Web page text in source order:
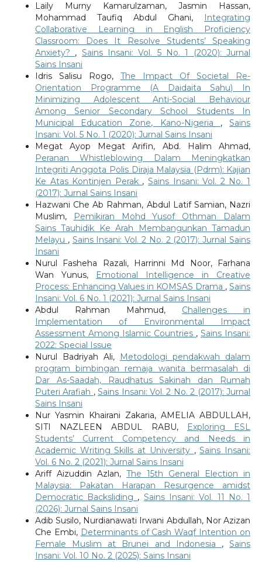
Laily Murny Kamarulzaman, Jasmin Hassan,
Mohammad Taufiq Abdul Ghani,
Integrating
Collaborative Learning in English Proficiency
Classroom: Does It Resolve Students’ Speaking
Anxiety? , Sains Insani: Vol. 5 No. 1 (2020): Jurnal
Sains Insani
Idris Salisu Rogo, The Impact Of Societal Re-
Orientation Programme (A Daidaita Sahu) In
Minimizing Adolescent Anti-Social Behaviour
Among Senior Secondary School Students In
Municipal Education Zone, Kano-Nigeria ,Sains
Insani: Vol. 5 No. 1 (2020): Jurnal Sains Insani
Megat Ayop Megat Arifin, Abd. Halim Ahmad,
Peranan Whistleblowing Dalam Meningkatkan
Integriti Anggota Polis Diraja Malaysia (Pdrm): Kajian
Ke Atas Kontinjen Perak ,Sains Insani: Vol. 2 No. 1
(2017): Jurnal Sains Insani
Hazwani Che Ab Rahman, Abdul Latif Samian, Nazri
Muslim,
Pemikiran Mohd Yusof Othman Dalam
Sains Tauhidik Ke Arah Membangunkan Tamadun
Melayu , Sains Insani: Vol. 2 No. 2 (2017): Jurnal Sains
Insani
Nurul Fasheha Razali, Harrinni Md Noor, Farhana
Wan Yunus,
Emotional Intelligence in Creative
Process: Enhancing Values in KOMSAS Drama ,Sains
Insani: Vol. 6 No. 1 (2021): Jurnal Sains Insani
Abdul Rahman Mahmud, Challenges in
Implementation of Environmental Impact
Assessment Among Islamic Countries ,Sains Insani:
2022: Special Issue
Nurul Badriyah Ali,
Metodologi pendakwah dalam
program bimbingan remaja wanita bermasalah di
Dar As-Saadah, Raudhatus Sakinah dan Rumah
Puteri Arafiah ,Sains Insani: Vol. 2 No. 2 (2017): Jurnal
Sains Insani
Nur Yasmin Khairani Zakaria, AMELIA ABDULLAH,
SITI NAZLEEN ABDUL RABU,
Exploring ESL
Students’ Current Competency and Needs in
Academic Writing Skills at University ,Sains Insani:
Vol. 6 No. 2 (2021): Jurnal Sains Insani
Ariff Aizuddin Azlan, The 15th General Election in
Malaysia: Pakatan Harapan Resurgence amidst
Democratic Backsliding , Sains Insani: Vol. 11 No. 1
(2026): Jurnal Sains Insani
Adib Susilo, Nurdianawati Irwani Abdullah, Nor Azizan
Che Embi, Determinants of Cash Waqf Intention on
Female Muslim at Brunei and Indonesia ,Sains
Insani: Vol. 10 No. 2 (2025): Sains Insani